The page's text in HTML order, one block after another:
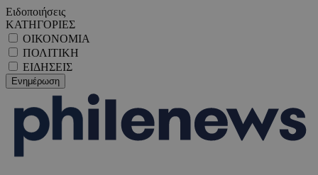
Ειδοποιήσεις
ΚΑΤΗΓΟΡΙΕΣ
ΟΙΚΟΝΟΜΙΑ
ΠΟΛΙΤΙΚΗ
ΕΙΔΗΣΕΙΣ